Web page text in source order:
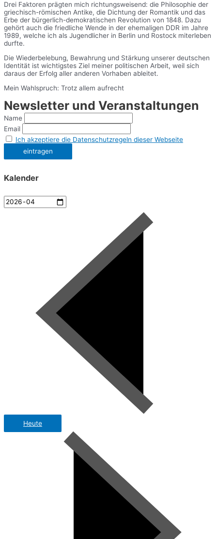
Drei Faktoren prägten mich richtungsweisend: die Philosophie der
griechisch-römischen Antike, die Dichtung der Romantik und das
Erbe der bürgerlich-demokratischen Revolution von 1848. Dazu
gehört auch die friedliche Wende in der ehemaligen DDR im Jahre
1989, welche ich als Jugendlicher in Berlin und Rostock miterleben
durfte.
Die Wiederbelebung, Bewahrung und Stärkung unserer deutschen
Identität ist wichtigstes Ziel meiner politischen Arbeit, weil sich
daraus der Erfolg aller anderen Vorhaben ableitet.
Mein Wahlspruch: Trotz allem aufrecht
Newsletter und Veranstaltungen
Name
Email
Ich akzeptiere die Datenschutzregeln dieser Webseite
Kalender
Heute